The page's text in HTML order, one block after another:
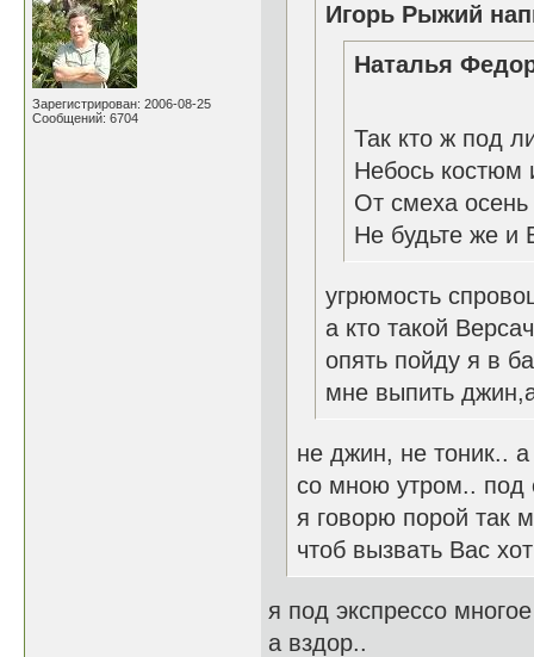
Зарегистрирован: 2006-08-25
Сообщений: 6704
Игорь Рыжий
Наталья
Так кто ж под
Небось костюм
От смеха осень
Не будьте же
угрюмость
а кто такой
опять пойду я в
мне выпить
не джин, не тоник.. а
со мною утром.. под
я говорю порой так
чтоб вызвать Вас
я под экспрессо
а вздор..